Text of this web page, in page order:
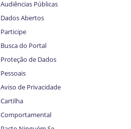
Audiências Públicas
Dados Abertos
Participe
Busca do Portal
Proteção de Dados
Pessoais
Aviso de Privacidade
Cartilha
Comportamental